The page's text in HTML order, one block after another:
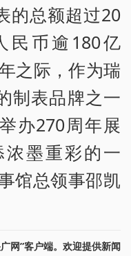
的总额超过20
民币逾180亿
之际，作为瑞
制表品牌之一
办270周年展
墨重彩的一
馆总领事邵凯
网”客户端。欢迎提供新闻